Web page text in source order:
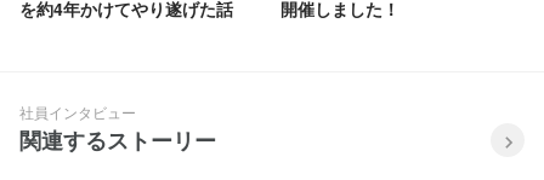
を約4年かけてやり遂げた話
開催しました！
社員インタビュー
関連するストーリー